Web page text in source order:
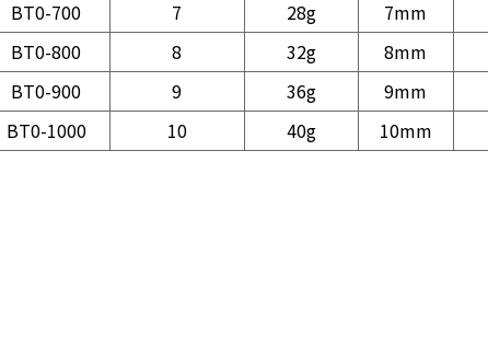
BT0-700 7 28g 7mm
BT0-800 8 32g 8mm
BT0-900 9 36g 9mm
BT0-1000 10 40g 10mm